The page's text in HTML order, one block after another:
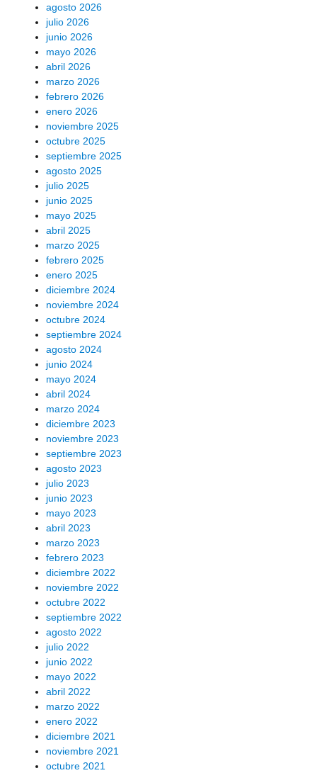
agosto 2026
julio 2026
junio 2026
mayo 2026
abril 2026
marzo 2026
febrero 2026
enero 2026
noviembre 2025
octubre 2025
septiembre 2025
agosto 2025
julio 2025
junio 2025
mayo 2025
abril 2025
marzo 2025
febrero 2025
enero 2025
diciembre 2024
noviembre 2024
octubre 2024
septiembre 2024
agosto 2024
junio 2024
mayo 2024
abril 2024
marzo 2024
diciembre 2023
noviembre 2023
septiembre 2023
agosto 2023
julio 2023
junio 2023
mayo 2023
abril 2023
marzo 2023
febrero 2023
diciembre 2022
noviembre 2022
octubre 2022
septiembre 2022
agosto 2022
julio 2022
junio 2022
mayo 2022
abril 2022
marzo 2022
enero 2022
diciembre 2021
noviembre 2021
octubre 2021